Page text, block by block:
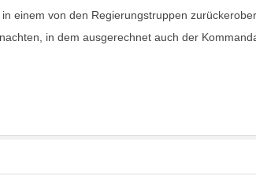
einem von den Regierungstruppen
in dem ausgerechnet auch der